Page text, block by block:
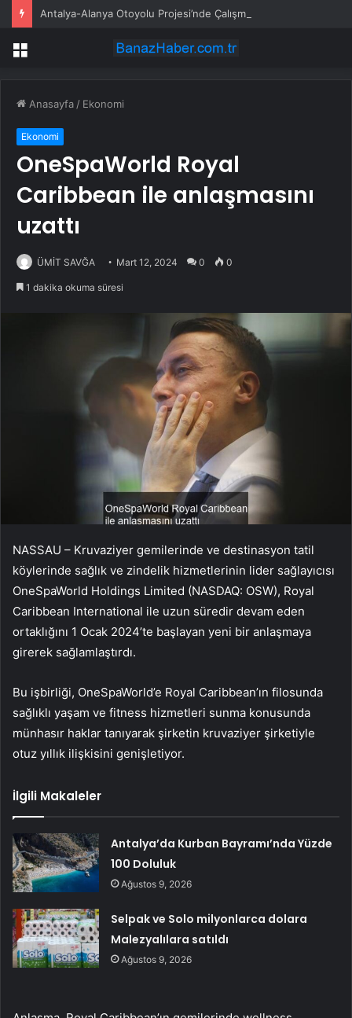
Menü
Anasayfa / Ekonomi
Ekonomi
OneSpaWorld Royal
Caribbean ile anlaşmasını
uzattı
ÜMİT SAVĞA Mart 12, 2024 0 0
1 dakika okuma süresi
NASSAU – Kruvaziyer gemilerinde ve destinasyon tatil
köylerinde sağlık ve zindelik hizmetlerinin lider sağlayıcısı
OneSpaWorld Holdings Limited (NASDAQ: OSW), Royal
Caribbean International ile uzun süredir devam eden
ortaklığını 1 Ocak 2024’te başlayan yeni bir anlaşmaya
girerek sağlamlaştırdı.
Bu işbirliği, OneSpaWorld’e Royal Caribbean’ın filosunda
sağlıklı yaşam ve fitness hizmetleri sunma konusunda
münhasır haklar tanıyarak şirketin kruvaziyer şirketiyle
otuz yıllık ilişkisini genişletiyor.
İlgili Makaleler
Antalya’da Kurban Bayramı’nda Yüzde
100 Doluluk
Ağustos 9, 2026
Selpak ve Solo milyonlarca dolara
Malezyalılara satıldı
Ağustos 9, 2026